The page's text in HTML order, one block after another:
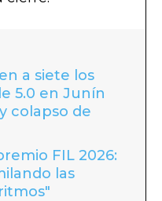
a siete los
5.0 en Junín
colapso de
FIL 2026:
las